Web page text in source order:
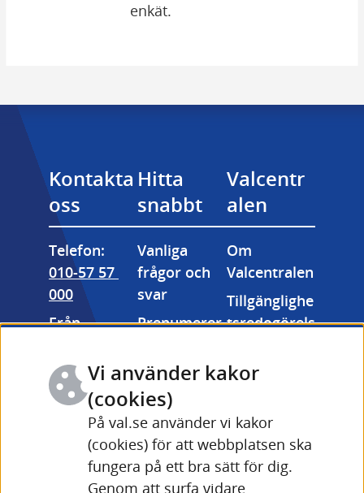
enkät.
Kontakta
oss
Telefon:
010-57 57
000
Från
+46 (0) 10-57
57 000
kontaktuppg
ifter och
öppettider
Hitta
snabbt
Vanliga
frågor och
svar
Prenumerer
nyhetsbrev
Valmyndigh
etens
bildarkivLänk till annan
Driftinforma
Valcentr
alen
Om
Valcentralen
Tillgänglighe
tsredogörels
Kakor
Vi använder kakor
(cookies)
På val.se använder vi kakor
(cookies) för att webbplatsen ska
fungera på ett bra sätt för dig.
Genom att surfa vidare